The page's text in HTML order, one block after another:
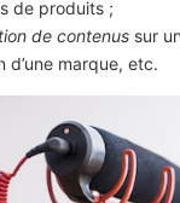
de produits ;
de contenus sur
d’une marque, etc.